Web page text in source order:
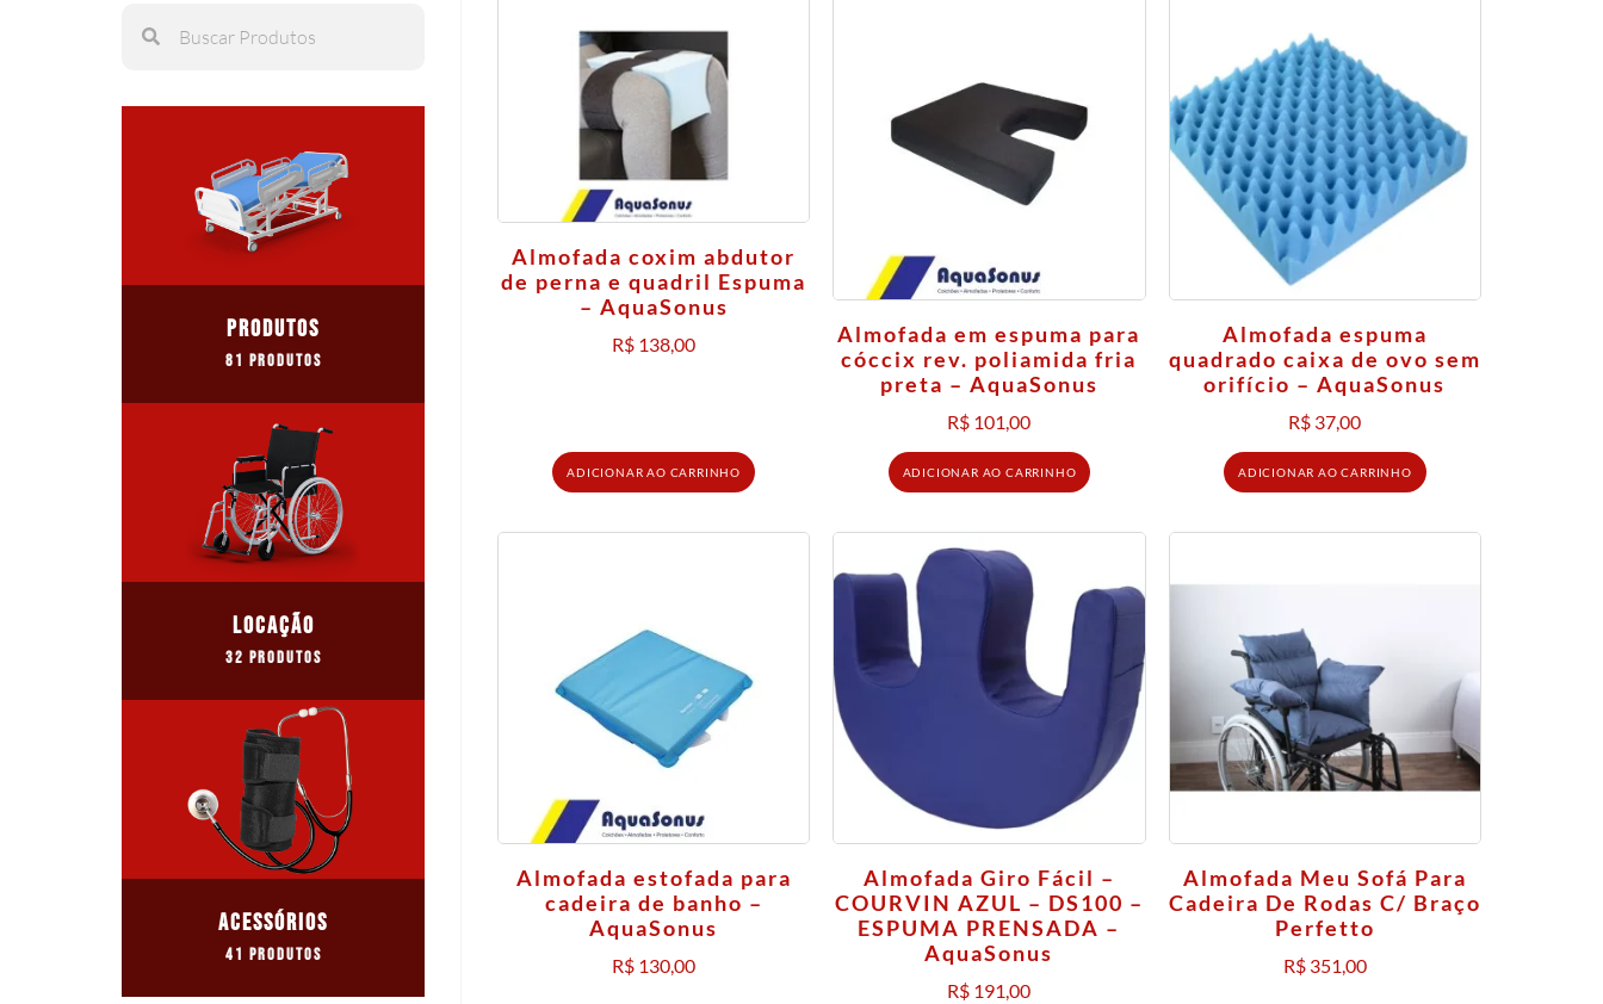
PRODUTOS
81 Produtos
LOCAÇÃO
32 Produtos
ACESSÓRIOS
41 Produtos
Almofada coxim abdutor
de perna e quadril Espuma
– AquaSonus
R$ 138,00
ADICIONAR AO CARRINHO
Almofada em espuma para
cóccix rev. poliamida fria
preta – AquaSonus
R$ 101,00
ADICIONAR AO CARRINHO
Almofada espuma
quadrado caixa de ovo sem
orifício – AquaSonus
R$ 37,00
ADICIONAR AO CARRINHO
Almofada estofada para
cadeira de banho –
AquaSonus
R$ 130,00
Almofada Giro Fácil –
COURVIN AZUL – DS100 –
ESPUMA PRENSADA –
AquaSonus
R$ 191,00
Almofada Meu Sofá Para
Cadeira De Rodas C/ Braço
Perfetto
R$351,00